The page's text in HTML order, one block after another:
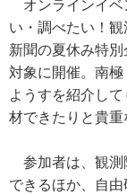
オンラインイベ
い・調べたい！
新聞の夏休み特
対象に開催。南
ようすを紹介し
材できたりと貴重
参加者は、観測
できるほか、自